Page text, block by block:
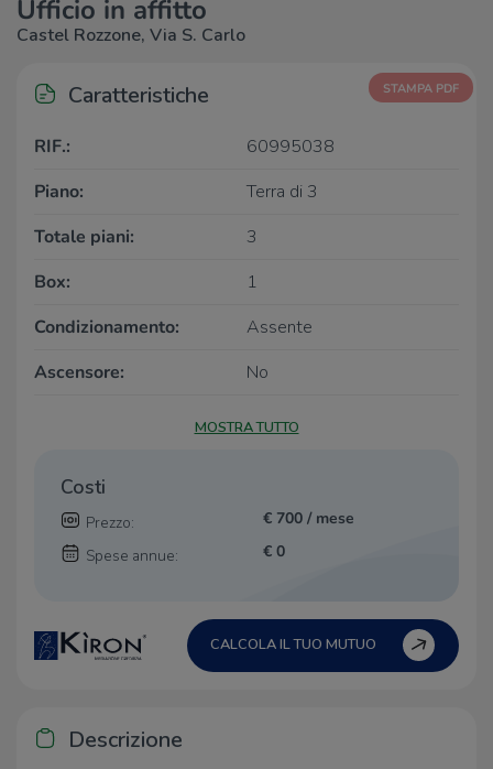
Ufficio in affitto
Castel Rozzone, Via S. Carlo
Caratteristiche STAMPA PDF
RIF.:
60995038
Piano:
Terra di 3
Totale piani:
3
Box:
1
Condizionamento:
Assente
Ascensore:
No
MOSTRA TUTTO
Costi
Prezzo:
€ 700 / mese
Spese annue:
€ 0
CALCOLA IL TUO MUTUO
Descrizione